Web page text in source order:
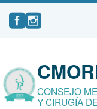
CONSEJO
Y CIRUGÍA